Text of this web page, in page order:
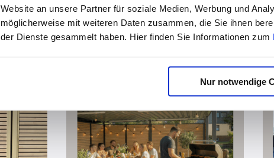
Website an unsere Partner für soziale Medien, Werbung und
möglicherweise mit weiteren Daten zusammen, die Sie ihnen
der Dienste gesammelt haben. Hier finden Sie Informationen zum
Nur notwendige
vor 3 Monaten
Carports von Siebau